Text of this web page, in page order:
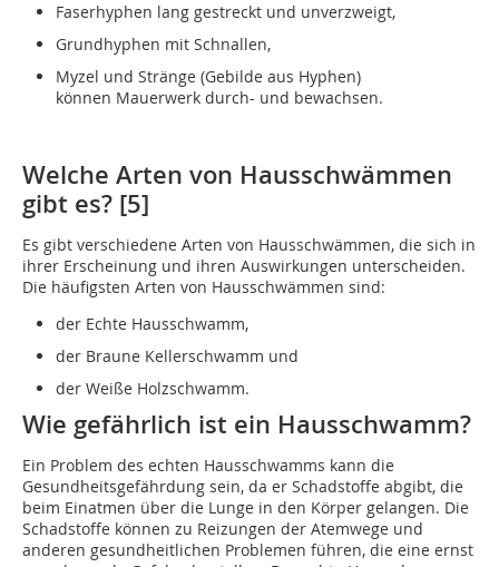
Faserhyphen lang gestreckt und unverzweigt,
Grundhyphen mit Schnallen,
Myzel und Stränge (Gebilde aus Hyphen)
können Mauerwerk durch- und bewachsen.
Welche Arten von Hausschwämmen
gibt es? [5]
Es gibt verschiedene Arten von Hausschwämmen, die sich in
ihrer Erscheinung und ihren Auswirkungen unterscheiden.
Die häufigsten Arten von Hausschwämmen sind:
der Echte Hausschwamm,
der Braune Kellerschwamm und
der Weiße Holzschwamm.
Wie gefährlich ist ein Hausschwamm?
Ein Problem des echten Hausschwamms kann die
Gesundheitsgefährdung sein, da er Schadstoffe abgibt, die
beim Einatmen über die Lunge in den Körper gelangen. Die
Schadstoffe können zu Reizungen der Atemwege und
anderen gesundheitlichen Problemen führen, die eine ernst